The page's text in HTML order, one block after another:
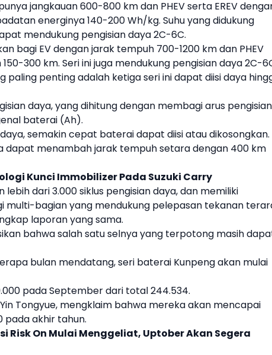
jangkauan 600-800 km dan PHEVserta EREV
energinya 140-200 Wh/kg. Suhu yang didukung
mendukung pengisian daya 2C-6C.
bagi EVdengan jarak tempuh 700-1200 km dan PHEV
300 km. Seri ini juga mendukung pengisian daya 2C-
paling penting adalah ketiga seri ini dapat diisi daya
daya, yang dihitung dengan membagi arus pengisian
baterai (Ah).
semakin cepat baterai dapat diisi atau dikosongkan.
dapat menambah jarak tempuh setara dengan 400 km
Kunci Immobilizer Pada Suzuki Carry
dari 3.000 siklus pengisian daya, dan memiliki
multi-bagian yang mendukung pelepasan tekanan
laporan yang sama.
bahwa salah satu selnya yang terpotong masih
bulan mendatang, seri baterai Kunpeng akan mulai
pada September dari total 244.534.
Tongyue, mengklaim bahwa mereka akan mencapai
pada akhir tahun.
Risk On Mulai Menggeliat, Uptober Akan Segera